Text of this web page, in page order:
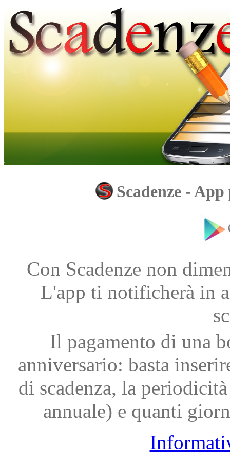
Scadenze -
Con Scadenze non
L'app ti notificherà in
Il pagamento di una
anniversario: basta
di scadenza, la
annuale) e quanti